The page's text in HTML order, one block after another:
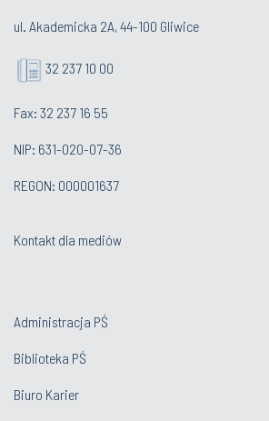
ul. Akademicka 2A, 44-100 Gliwice
32 237 10 00
Fax: 32 237 16 55
NIP: 631-020-07-36
REGON: 000001637
Kontakt dla mediów
Administracja PŚ
Biblioteka PŚ
Biuro Karier